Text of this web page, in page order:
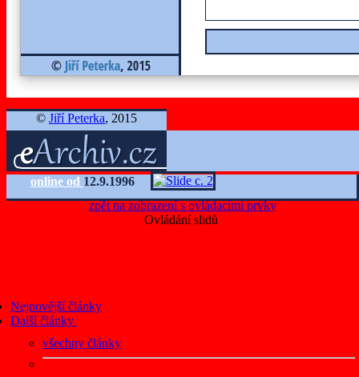
© Jiří Peterka, 2015
online od 12.9.1996
Ovládání slidů
Nejnovější články
Další články
všechny články
zpět na zobrazení s ovládacími prvky